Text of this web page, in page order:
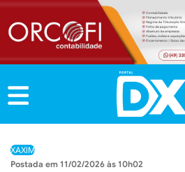
XAXIM
11/02/2026 às 10h02